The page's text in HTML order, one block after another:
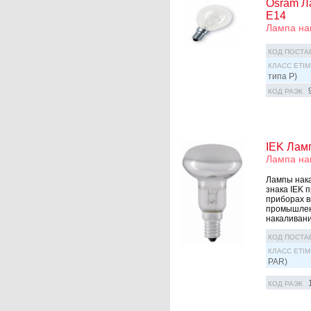
Osram
E14
Лампа
КОД
КЛАСС ETIM
типа P)
КОД РАЭК
IEK
Лампа
Лампы
знака IEK
приборах
КОД
КЛАСС ETIM
PAR)
КОД РАЭК